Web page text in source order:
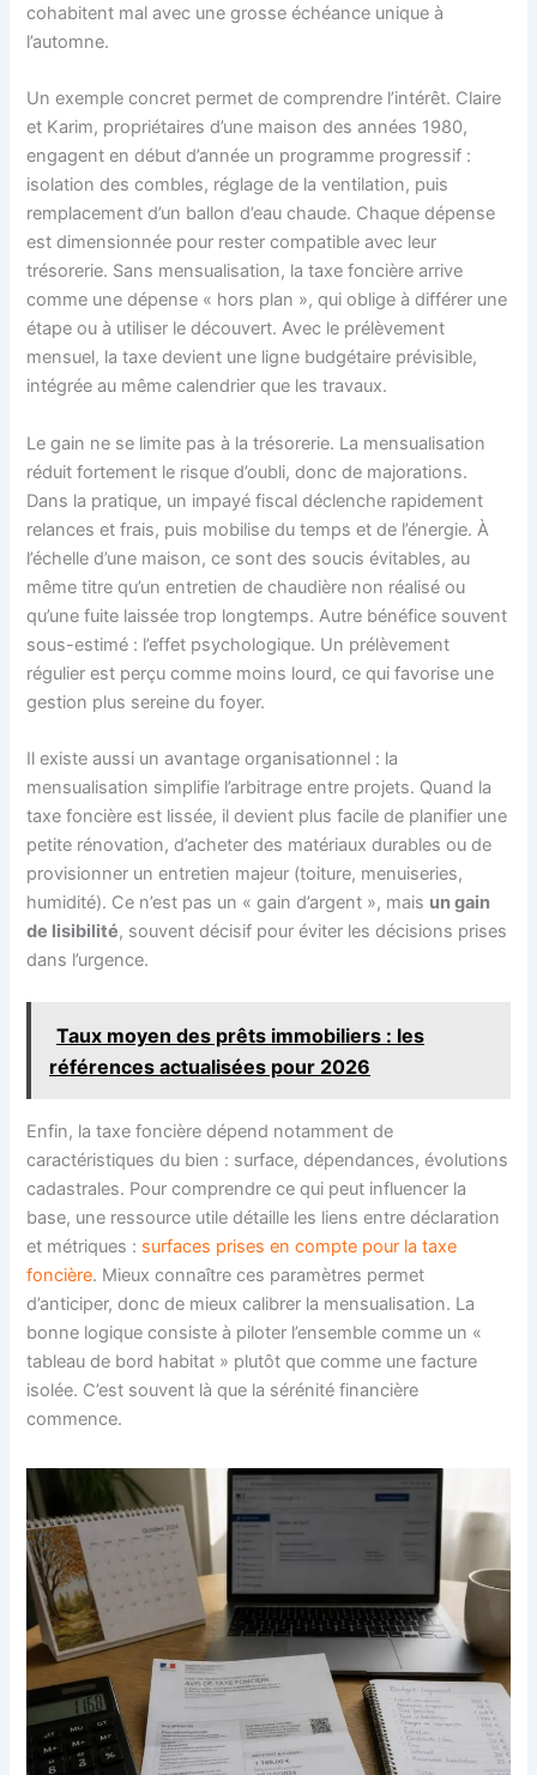
cohabitent mal avec une grosse échéance unique à
l’automne.
Un exemple concret permet de comprendre l’intérêt. Claire
et Karim, propriétaires d’une maison des années 1980,
engagent en début d’année un programme progressif :
isolation des combles, réglage de la ventilation, puis
remplacement d’un ballon d’eau chaude. Chaque dépense
est dimensionnée pour rester compatible avec leur
trésorerie. Sans mensualisation, la taxe foncière arrive
comme une dépense « hors plan », qui oblige à différer une
étape ou à utiliser le découvert. Avec le prélèvement
mensuel, la taxe devient une ligne budgétaire prévisible,
intégrée au même calendrier que les travaux.
Le gain ne se limite pas à la trésorerie. La mensualisation
réduit fortement le risque d’oubli, donc de majorations.
Dans la pratique, un impayé fiscal déclenche rapidement
relances et frais, puis mobilise du temps et de l’énergie. À
l’échelle d’une maison, ce sont des soucis évitables, au
même titre qu’un entretien de chaudière non réalisé ou
qu’une fuite laissée trop longtemps. Autre bénéfice souvent
sous-estimé : l’effet psychologique. Un prélèvement
régulier est perçu comme moins lourd, ce qui favorise une
gestion plus sereine du foyer.
Il existe aussi un avantage organisationnel : la
mensualisation simplifie l’arbitrage entre projets. Quand la
taxe foncière est lissée, il devient plus facile de planifier une
petite rénovation, d’acheter des matériaux durables ou de
provisionner un entretien majeur (toiture, menuiseries,
humidité). Ce n’est pas un « gain d’argent », mais un gain
de lisibilité, souvent décisif pour éviter les décisions prises
dans l’urgence.
Taux moyen des prêts immobiliers : les
références actualisées pour 2026
Enfin, la taxe foncière dépend notamment de
caractéristiques du bien : surface, dépendances, évolutions
cadastrales. Pour comprendre ce qui peut influencer la
base, une ressource utile détaille les liens entre déclaration
et métriques : surfaces prises en compte pour la taxe
foncière. Mieux connaître ces paramètres permet
d’anticiper, donc de mieux calibrer la mensualisation. La
bonne logique consiste à piloter l’ensemble comme un «
tableau de bord habitat » plutôt que comme une facture
isolée. C’est souvent là que la sérénité financière
commence.